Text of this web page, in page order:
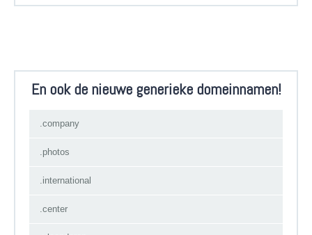
En ook de nieuwe generieke domeinnamen!
.company
.photos
.international
.center